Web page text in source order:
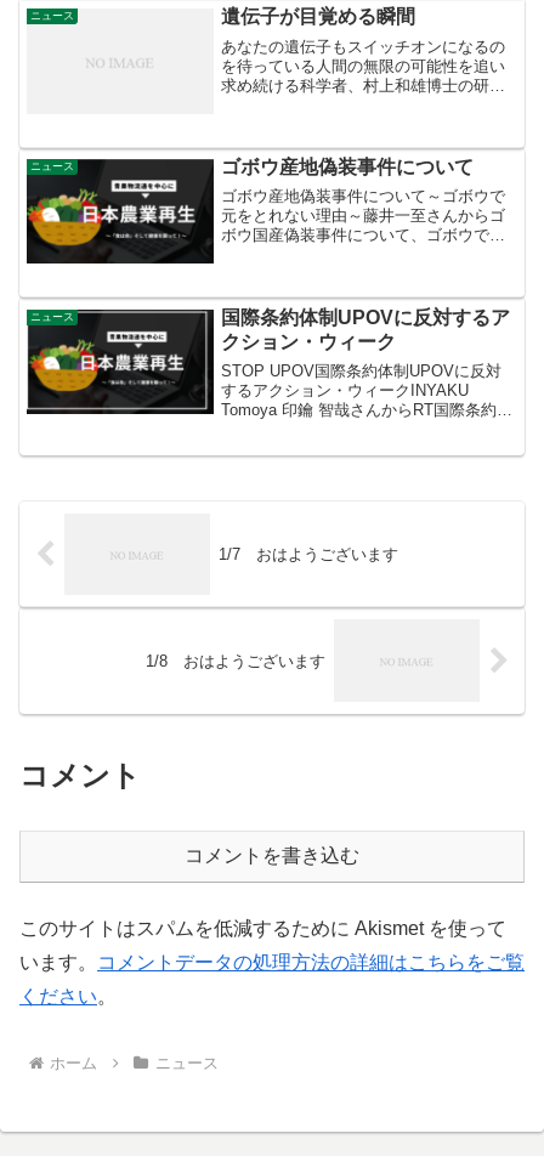
催！ 世田谷市場花き部によるフラワーバ
レン...
ニュース 遺伝子が目覚める瞬間
あなたの遺伝子もスイッチオンになるの
を待っている人間の無限の可能性を追い
求め続ける科学者、村上和雄博士の研究
ニュース ゴボウ産地偽装事件について
ゴボウ産地偽装事件について～ゴボウで
元をとれない理由～藤井一至さんからゴ
ボウ国産偽装事件について、ゴボウで元
は専用の機械が高く、汎用性高くない・
連作障害がひどく、数年は...
ニュース
国際条約体制UPOVに反対するア
クション・ウィーク
STOP UPOV国際条約体制UPOVに反対
するアクション・ウィークINYAKU
Tomoya 印鑰 智哉さんからRT国際条約体
1/7 おはようございます
1/8 おはようございます
コメント
コメントを書き込む
このサイトはスパムを低減するために Akismet を使って
います。
コメントデータの処理方法の詳細はこちらをご覧
ください。
ホーム ニュース